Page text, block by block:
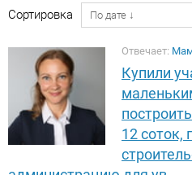
Сортировка
Отвечает:
Купили
12 соток,